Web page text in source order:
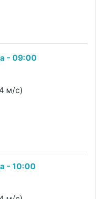
- 09:00
м/с)
- 10:00